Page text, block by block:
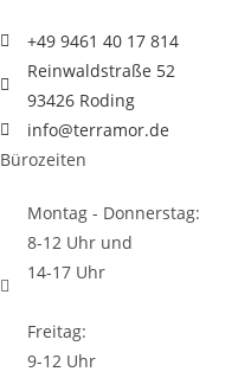
+49 9461 40 17 814
Reinwaldstraße 52
93426 Roding
info@terramor.de
Bürozeiten
Montag - Donnerstag:
8-12 Uhr und
14-17 Uhr
Freitag:
9-12 Uhr